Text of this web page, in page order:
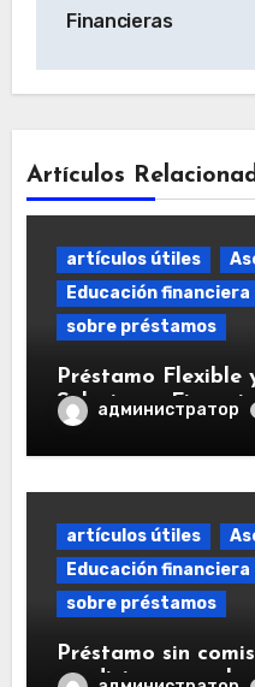
Financieras
Artículos
artículos útiles
Educación financiera
sobre préstamos
Préstamo Flexible
Soluciones
администратор
artículos útiles
Educación financiera
sobre préstamos
Préstamo sin
condiciones en el